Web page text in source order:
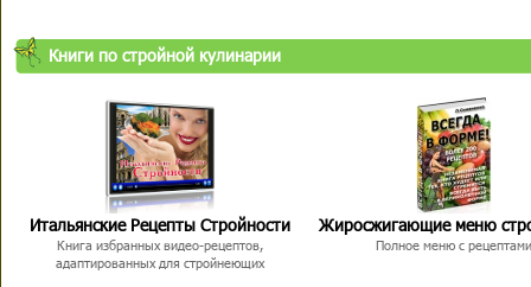
Книги по стройной кулинарии
Итальянские Рецепты Стройности
Книга избранных видео-рецептов,
адаптированных для стройнеющих
Жиросжигающие меню
Полное меню с рецептами